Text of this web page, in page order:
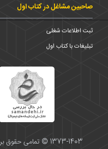
صاحبین مشاغل در کتاب اول
ثبت اطلاعات شغلی
تبلیغات با کتاب اول
1373-1403 © تمامی حقوق برای شرکت کتاب اول محفوظ است